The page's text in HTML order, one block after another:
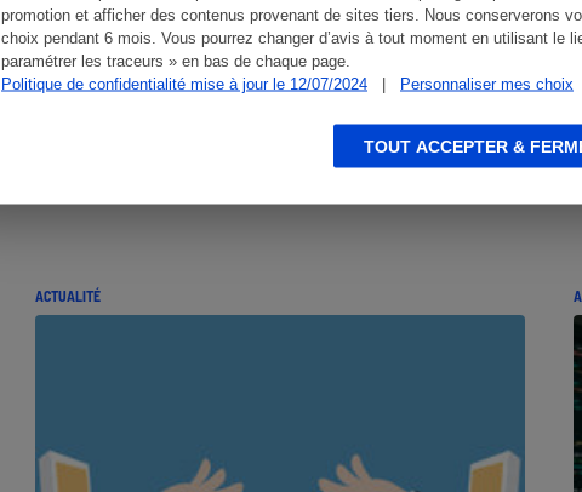
promotion et afficher des contenus provenant de sites tiers. Nous conserverons
choix pendant 6 mois. Vous pourrez changer d’avis à tout moment en utilisant le
paramétrer les traceurs » en bas de chaque page.
Politique de confidentialité mise à jour le 12/07/2024
| Personnaliser mes choix
TOUT ACCEPTER &
ACTUALITÉ